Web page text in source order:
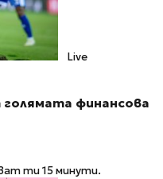
Live
голямата финансова
ти 15 минути.